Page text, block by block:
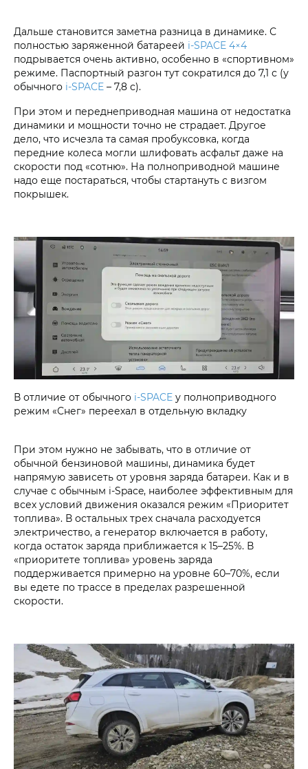
Дальше становится заметна разница в динамике. С
полностью заряженной батареей i‑SPACE 4×4
подрывается очень активно, особенно в «спортивном»
режиме. Паспортный разгон тут сократился до 7,1 с (у
обычного i‑SPACE – 7,8 с).
При этом и переднеприводная машина от недостатка
динамики и мощности точно не страдает. Другое
дело, что исчезла та самая пробуксовка, когда
передние колеса могли шлифовать асфальт даже на
скорости под «сотню». На полноприводной машине
надо еще постараться, чтобы стартануть с визгом
покрышек.
В отличие от обычного i‑SPACE у полноприводного
режим «Снег» переехал в отдельную вкладку
При этом нужно не забывать, что в отличие от
обычной бензиновой машины, динамика будет
напрямую зависеть от уровня заряда батареи. Как и в
случае с обычным i-Space, наиболее эффективным для
всех условий движения оказался режим «Приоритет
топлива». В остальных трех сначала расходуется
электричество, а генератор включается в работу,
когда остаток заряда приближается к 15–25%. В
«приоритете топлива» уровень заряда
поддерживается примерно на уровне 60–70%, если
вы едете по трассе в пределах разрешенной
скорости.